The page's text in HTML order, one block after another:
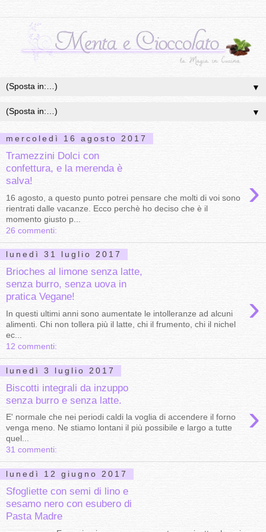
▼
▼
mercoledì 16 agosto 2017
Tramezzini Dolci con
confettura, e la merenda è
salva!
›
16 agosto, a questo punto potrei pensare che molti di voi sono
rientrati dalle vacanze. Ecco perchè ho deciso che è il
momento giusto p...
26 commenti:
lunedì 31 luglio 2017
Brioches al limone senza latte,
senza burro, senza uova in
pratica Vegane!
›
In questi ultimi anni sono aumentate le intolleranze ad alcuni
alimenti. Chi non tollera più il latte, chi il frumento, chi il nichel
ec...
12 commenti:
lunedì 3 luglio 2017
Biscotti integrali da inzuppo
senza burro e senza latte.
›
E' normale che nei periodi caldi la voglia di accendere il forno
venga meno. Ne stiamo lontani il più possibile e largo a tutte
quel...
31 commenti:
lunedì 12 giugno 2017
Sfogliette con semi di lino e
sesamo nero con esubero di
Pasta Madre